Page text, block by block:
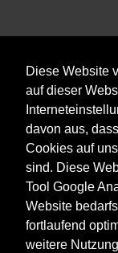
Diese Website
auf dieser
davon aus,
Cookies auf
sind. Diese
Tool Google
Website
fortlaufend
weitere